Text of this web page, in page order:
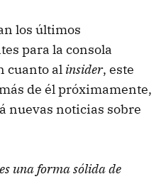
los últimos
para la consola
cuanto al insider, este
de él próximamente,
nuevas noticias sobre
una forma sólida de